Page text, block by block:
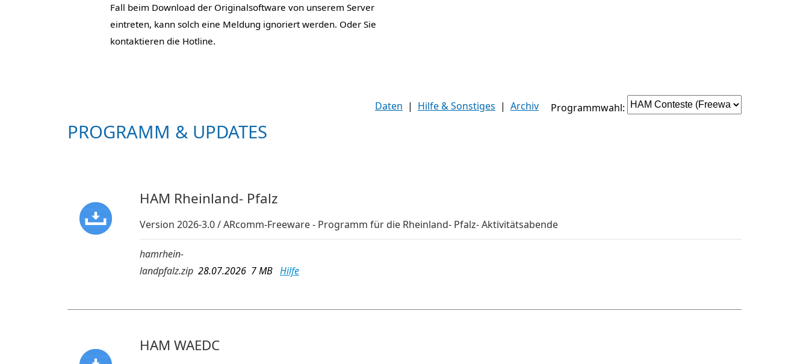
Fall beim Download der Originalsoftware von unserem Server
eintreten, kann solch eine Meldung ignoriert werden. Oder Sie
kontaktieren die Hotline.
PROGRAMM & UPDATES
Programmwahl:
Daten | Hilfe & Sonstiges | Archiv
HAM Rheinland- Pfalz
Version 2026-3.0 / ARcomm-Freeware - Programm für die Rheinland- Pfalz- Aktivitätsabende
hamrhein-
landpfalz.zip 28.07.2026 7 MB Hilfe
HAM WAEDC